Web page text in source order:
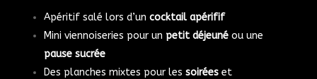
Apéritif salé lors d’uncocktail apérifif
Mini viennoiseries pour un petit déjeuné ou une
pause sucrée
Des planches mixtes pour lessoirées et